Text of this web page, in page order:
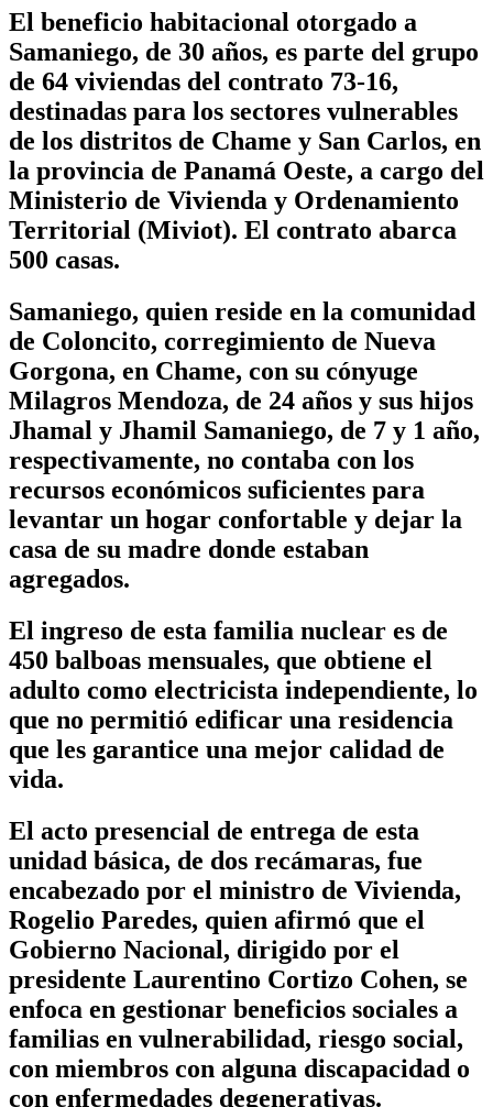
El beneficio habitacional otorgado a
Samaniego, de 30 años, es parte del grupo
de 64 viviendas del contrato 73-16,
destinadas para los sectores vulnerables
de los distritos de Chame y San Carlos, en
la provincia de Panamá Oeste, a cargo del
Ministerio de Vivienda y Ordenamiento
Territorial (Miviot). El contrato abarca
500 casas.
Samaniego, quien reside en la comunidad
de Coloncito, corregimiento de Nueva
Gorgona, en Chame, con su cónyuge
Milagros Mendoza, de 24 años y sus hijos
Jhamal y Jhamil Samaniego, de 7 y 1 año,
respectivamente, no contaba con los
recursos económicos suficientes para
levantar un hogar confortable y dejar la
casa de su madre donde estaban
agregados.
El ingreso de esta familia nuclear es de
450 balboas mensuales, que obtiene el
adulto como electricista independiente, lo
que no permitió edificar una residencia
que les garantice una mejor calidad de
vida.
El acto presencial de entrega de esta
unidad básica, de dos recámaras, fue
encabezado por el ministro de Vivienda,
Rogelio Paredes, quien afirmó que el
Gobierno Nacional, dirigido por el
presidente Laurentino Cortizo Cohen, se
enfoca en gestionar beneficios sociales a
familias en vulnerabilidad, riesgo social,
con miembros con alguna discapacidad o
con enfermedades degenerativas.